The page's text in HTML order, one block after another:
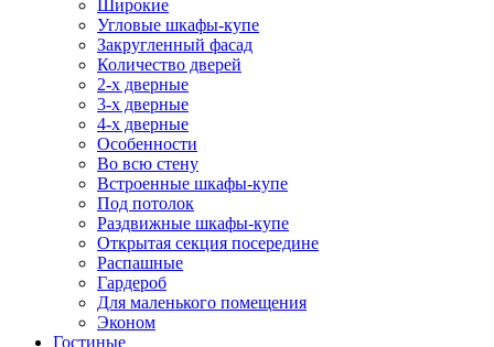
Широкие
Угловые шкафы-купе
Закругленный фасад
Количество дверей
2-х дверные
3-х дверные
4-х дверные
Особенности
Во всю стену
Встроенные шкафы-купе
Под потолок
Раздвижные шкафы-купе
Открытая секция посередине
Распашные
Гардероб
Для маленького помещения
Эконом
Гостиные